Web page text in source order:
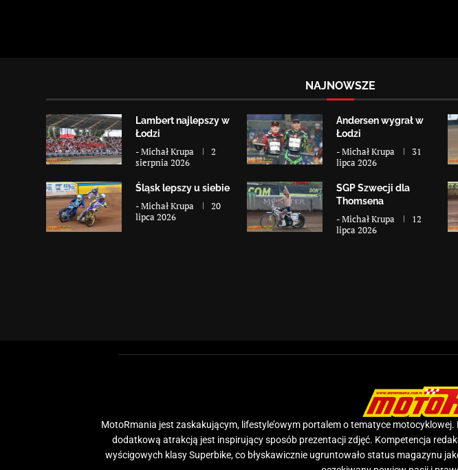
NAJNOWSZE
Lambert najlepszy w
Łodzi
-Michał Krupa
2
sierpnia 2026
Andersen wygrał w
Łodzi
-Michał Krupa
31
lipca 2026
Śląsk lepszy u siebie
-Michał Krupa
20
lipca 2026
SGP Szwecji dla
Thomsena
-Michał Krupa
12
lipca 2026
MotoRmania jest zaskakującym, lifestyle’owym portalem o tematyce
dodatkową atrakcją jest inspirujący sposób prezentacji zdjęć. Kompetencja
wyścigowych klasy Superbike, co błyskawicznie ugruntowało status magazynu